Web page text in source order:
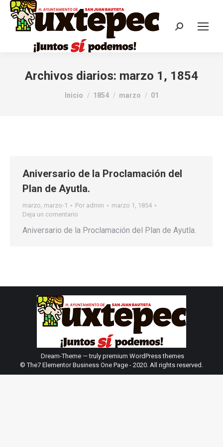
Archivos diarios: marzo 1, 1854
Estás aquí:
Inicio 1854 marzo 01
Aniversario de la Proclamación del
Plan de Ayutla.
marzo, marzo-1 Por admin
marzo 1, 1854
Deja un comentario
Aniversario de la Proclamación del Plan de Ayutla.
Dream-Theme — truly premium WordPress themes
© The7 Elementor Business One Page - 2020. All rights reserved.